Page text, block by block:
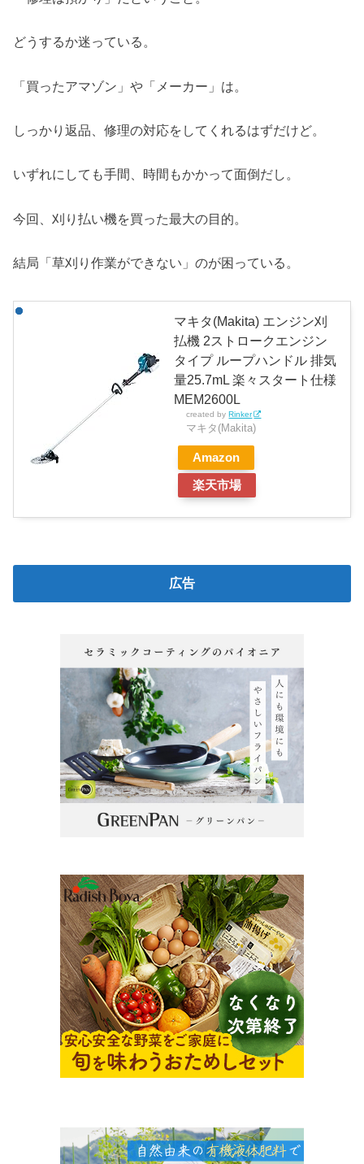
どうするか迷っている。
「買ったアマゾン」や「メーカー」は。
しっかり返品、修理の対応をしてくれるはずだけど。
いずれにしても手間、時間もかかって面倒だし。
今回、刈り払い機を買った最大の目的。
結局「草刈り作業ができない」のが困っている。
マキタ(Makita) エンジン刈
払機 2ストロークエンジン
タイプ ループハンドル 排気
量25.7mL 楽々スタート仕様
MEM2600L
created byRinker
マキタ(Makita)
Amazon
楽天市場
広告